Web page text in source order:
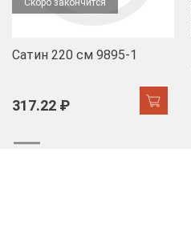
Скоро закончится
Сатин 220 см 9895-1
317.22 ₽